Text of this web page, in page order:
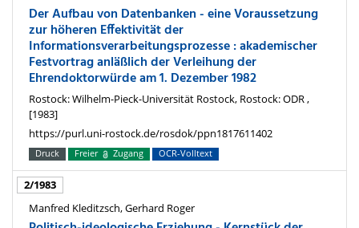
Der Aufbau von Datenbanken - eine Voraussetzung
zur höheren Effektivität der
Informationsverarbeitungsprozesse : akademischer
Festvortrag anläßlich der Verleihung der
Ehrendoktorwürde am 1. Dezember 1982
Rostock: Wilhelm-Pieck-Universität Rostock, Rostock: ODR ,
[1983]
https://purl.uni-rostock.de/rosdok/ppn1817611402
Druck Freier Zugang OCR-Volltext
2/1983
Manfred Kleditzsch, Gerhard Roger